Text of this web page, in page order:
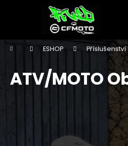
Domů ESHOP Příslušenství
ATV/MOTO
í
Zpět
do
obchodu
Zpět
do
obchodu